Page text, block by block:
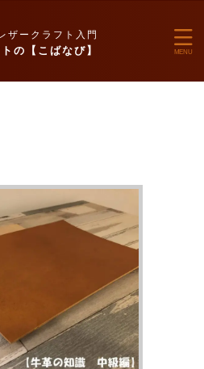
ザークラフト入門
の【こばなび】